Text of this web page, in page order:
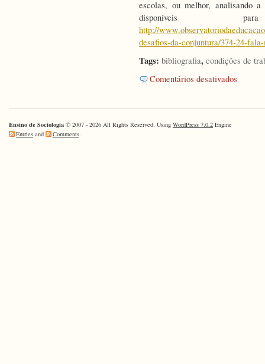
escolas, ou melhor, analisando
disponíveis
http://
desafios-da-conjuntura/374-24-
Tags: bibliografia, condições de
Comentários desativados
o
Ensino de Sociologia © 2007 - 2026 All Rights Reserved. Using WordPress 7.0.2 Engine
Entries and Comments